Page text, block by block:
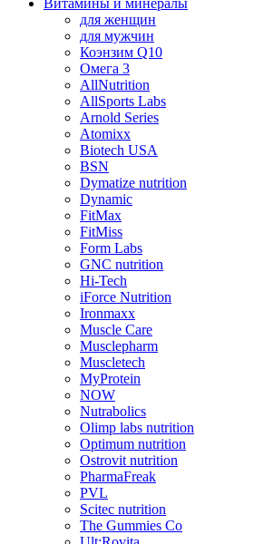
Витамины и минералы
для женщин
для мужчин
Коэнзим Q10
Омега 3
AllNutrition
AllSports Labs
Arnold Series
Atomixx
Biotech USA
BSN
Dymatize nutrition
Dynamic
FitMax
FitMiss
Form Labs
GNC nutrition
Hi-Tech
iForce Nutrition
Ironmaxx
Muscle Care
Musclepharm
Muscletech
MyProtein
NOW
Nutrabolics
Olimp labs nutrition
Optimum nutrition
Ostrovit nutrition
PharmaFreak
PVL
Scitec nutrition
The Gummies Co